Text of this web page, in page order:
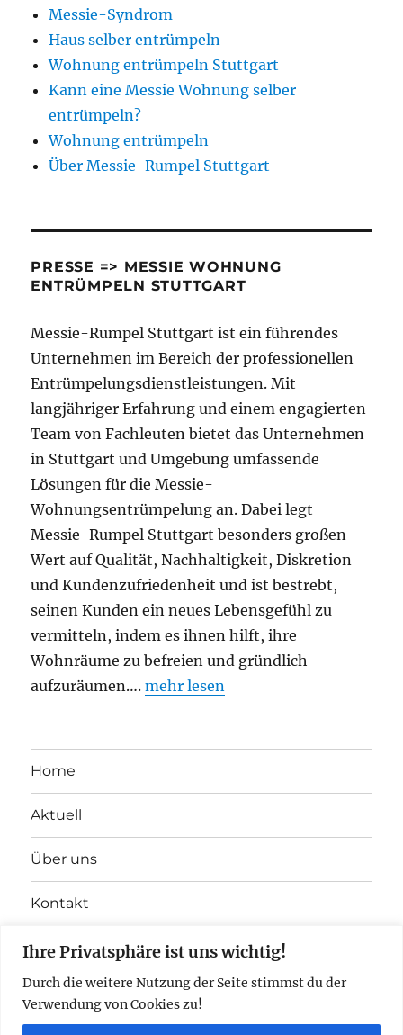
Ihre Privatsphäre ist uns wichtig!
Durch die weitere Nutzung der Seite stimmst du der
Verwendung von Cookies zu!
Messie-Syndrom
Haus selber entrümpeln
Wohnung entrümpeln Stuttgart
Kann eine Messie Wohnung selber
entrümpeln?
Wohnung entrümpeln
Über Messie-Rumpel Stuttgart
PRESSE => MESSIE WOHNUNG
ENTRÜMPELN STUTTGART
Messie-Rumpel Stuttgart ist ein führendes
Unternehmen im Bereich der professionellen
Entrümpelungsdienstleistungen. Mit
langjähriger Erfahrung und einem engagierten
Team von Fachleuten bietet das Unternehmen
in Stuttgart und Umgebung umfassende
Lösungen für die Messie-
Wohnungsentrümpelung an. Dabei legt
Messie-Rumpel Stuttgart besonders großen
Wert auf Qualität, Nachhaltigkeit, Diskretion
und Kundenzufriedenheit und ist bestrebt,
seinen Kunden ein neues Lebensgefühl zu
vermitteln, indem es ihnen hilft, ihre
Wohnräume zu befreien und gründlich
aufzuräumen….mehr lesen
Home
Aktuell
Über uns
Kontakt
Partner
Impressum